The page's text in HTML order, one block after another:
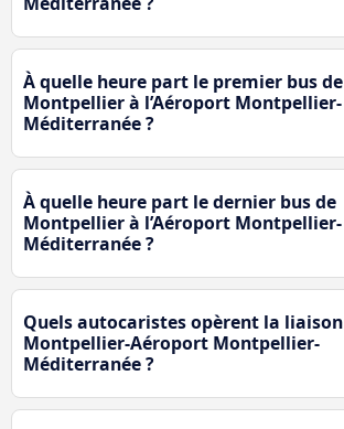
À quelle heure part le premier bus de
Montpellier à l’Aéroport Montpellier-
Méditerranée ?
À quelle heure part le dernier bus de
Montpellier à l’Aéroport Montpellier-
Méditerranée ?
Quels autocaristes opèrent la liaison
Montpellier-Aéroport Montpellier-
Méditerranée ?